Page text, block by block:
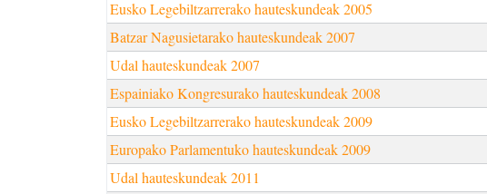
Eusko Legebiltzarrerako hauteskundeak 2005
Batzar Nagusietarako hauteskundeak 2007
Udal hauteskundeak 2007
Espainiako Kongresurako hauteskundeak 2008
Eusko Legebiltzarrerako hauteskundeak 2009
Europako Parlamentuko hauteskundeak 2009
Udal hauteskundeak 2011